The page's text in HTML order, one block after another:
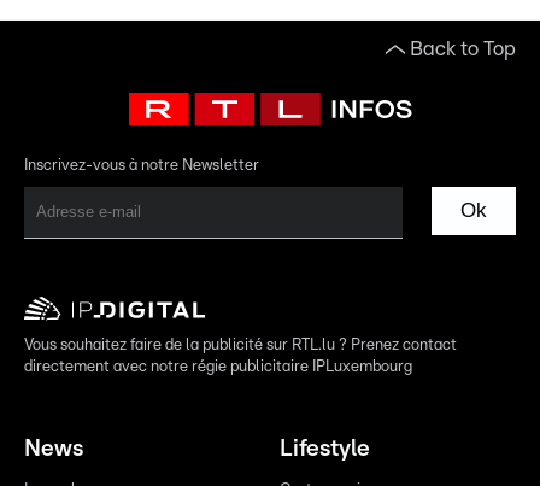
Back to Top
Inscrivez-vous à notre Newsletter
Ok
Vous souhaitez faire de la publicité sur RTL.lu ? Prenez contact
directement avec notre régie publicitaire IPLuxembourg
News Lifestyle